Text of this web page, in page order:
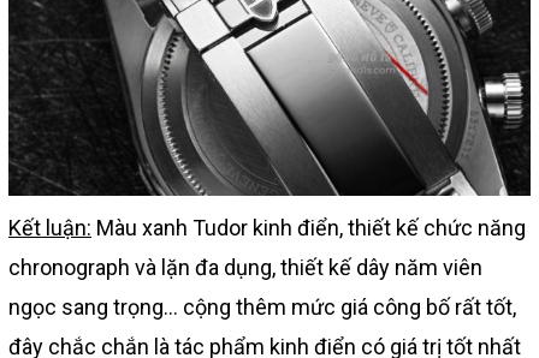
Kết luận: Màu xanh Tudor kinh điển, thiết kế chức năng
chronograph và lặn đa dụng, thiết kế dây năm viên
ngọc sang trọng… cộng thêm mức giá công bố rất tốt,
đây chắc chắn là tác phẩm kinh điển có giá trị tốt nhất